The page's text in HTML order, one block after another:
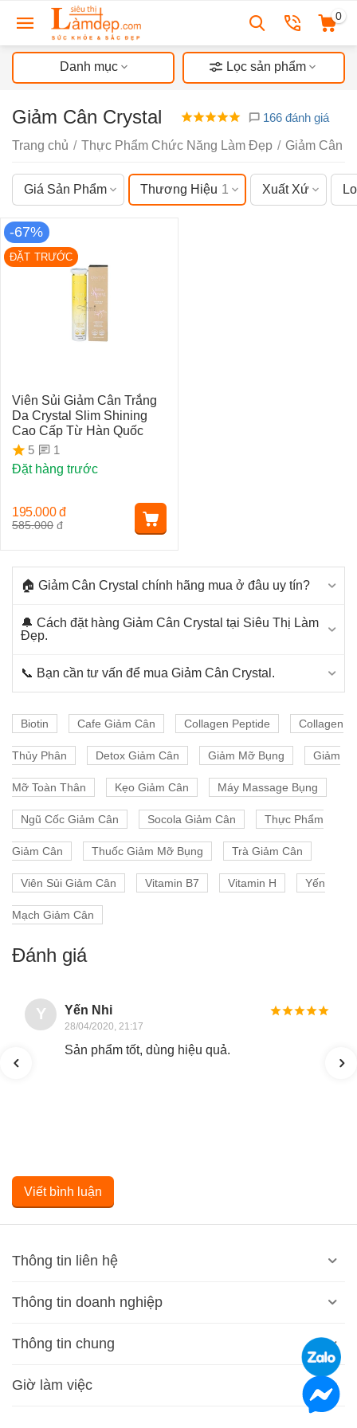
0
Danh mục Lọc sản phẩm
Giảm Cân Crystal 166 đánh giá
Trang chủ / Thực Phẩm Chức Năng Làm Đẹp / Giảm Cân
Giá Sản Phẩm Thương Hiệu 1 Xuất Xứ
🏠 Giảm Cân Crystal chính hãng mua ở đâu uy tín?
🔔 Cách đặt hàng Giảm Cân Crystal tại Siêu Thị Làm
Đẹp.
📞 Bạn cần tư vấn để mua Giảm Cân Crystal.
-67%
ĐẶT TRƯỚC
Viên Sủi Giảm Cân Trắng
Da Crystal Slim Shining
Cao Cấp Từ Hàn Quốc
5
1
Đặt hàng trước
585.000 đ
195.000 đ
Biotin Cafe Giảm Cân Collagen Peptide Collagen
Thủy Phân Detox Giảm Cân Giảm Mỡ Bụng Giảm
Mỡ Toàn Thân Kẹo Giảm Cân Máy Massage Bụng
Ngũ Cốc Giảm Cân Socola Giảm Cân Thực Phẩm
Giảm Cân Thuốc Giảm Mỡ Bụng Trà Giảm Cân
Viên Sủi Giảm Cân Vitamin B7 Vitamin H Yến
Mạch Giảm Cân
Đánh giá
Y Yến Nhi
28/04/2020, 21:17
Sản phẩm tốt, dùng hiệu quả.
Viết bình luận
Thông tin liên hệ
Thông tin doanh nghiệp
Thông tin chung
Giờ làm việc